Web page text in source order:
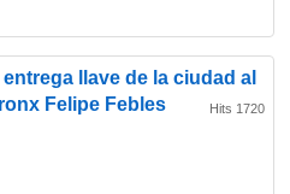
llave de la ciudad al
Felipe Febles
Hits 1720